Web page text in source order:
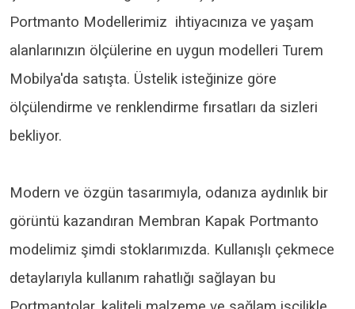
Portmanto Modellerimiz ihtiyacınıza ve yaşam
alanlarınızın ölçülerine en uygun modelleri Turem
Mobilya'da satışta. Üstelik isteğinize göre
ölçülendirme ve renklendirme fırsatları da sizleri
bekliyor.
Modern ve özgün tasarımıyla, odanıza aydınlık bir
görüntü kazandıran Membran Kapak Portmanto
modelimiz şimdi stoklarımızda. Kullanışlı çekmece
detaylarıyla kullanım rahatlığı sağlayan bu